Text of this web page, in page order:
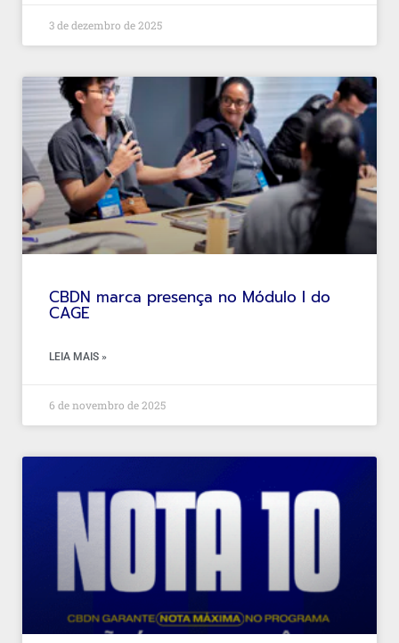
3 de dezembro de 2025
CBDN marca presença no Módulo I do
CAGE
LEIA MAIS »
6 de novembro de 2025